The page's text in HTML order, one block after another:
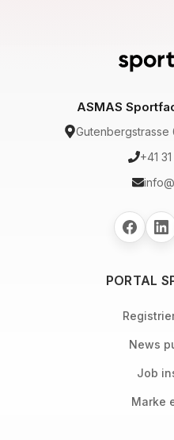
ASMAS
Gutenbergstrasse
+41
PORTAL
News
Job
Marke